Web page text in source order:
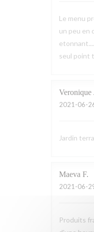
Le menu
un peu en
seul point
Veronique
2021-06-
Jardin
Maeva F
2021-06-
Produits